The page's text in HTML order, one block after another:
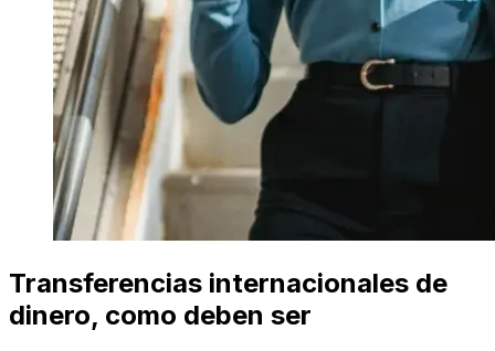
Transferencias internacionales de
dinero, como deben ser